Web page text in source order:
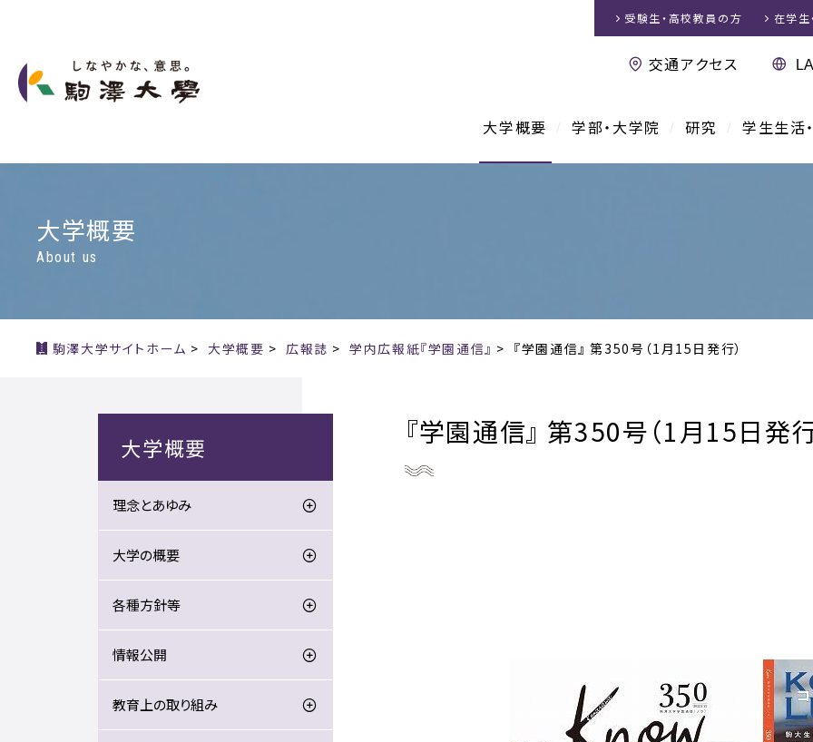
大学概要 学部・大学院 研究 学生生活
受験生・高校教員 の方 在学生
交通アクセス
大学概要
About us
駒澤大学サイトホーム >大学概要 >広報誌 >学内広報紙『学園通信』 > 『学園通信』 第350号（1月15日発行）
『学園通信』 第350号（1月15日発行
大学概要
理念とあゆみ
大学の概要
各種方針等
情報公開
教育上の取り組み